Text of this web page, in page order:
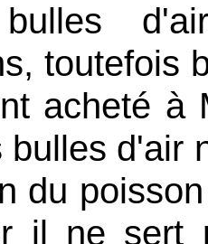
toutefois
acheté à
bulles d'air
du
il ne sert